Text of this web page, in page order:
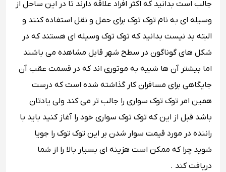
جالب است بدانید که اکثر افراد علاقه دارند تا در این ساحل از
وسیله ای به نام توک توک برای حمل و نقل استفاده کنند و
البته بد نیست بدانید که توک توک وسیله ای هستند که در
شکل های گوناگون در سطح شهر قابل مشاهده می باشند
اما بیشتر آن ها شبیه به موتوری اند که در قسمت عقب آن
جایگاهی برای مسافران کار گذاشته شده است که درست
همین امر توک توک سواری را جالب تر می کند ولی یادتان
باشد قبل از این که توک توک سواری خود را آغاز کنید باید با
راننده در مورد قیمت سوار شدن بر این توک توک را جویا
شوید چرا که ممکن است هزینه ای بسیار بالا را از شما
دریافت کند .